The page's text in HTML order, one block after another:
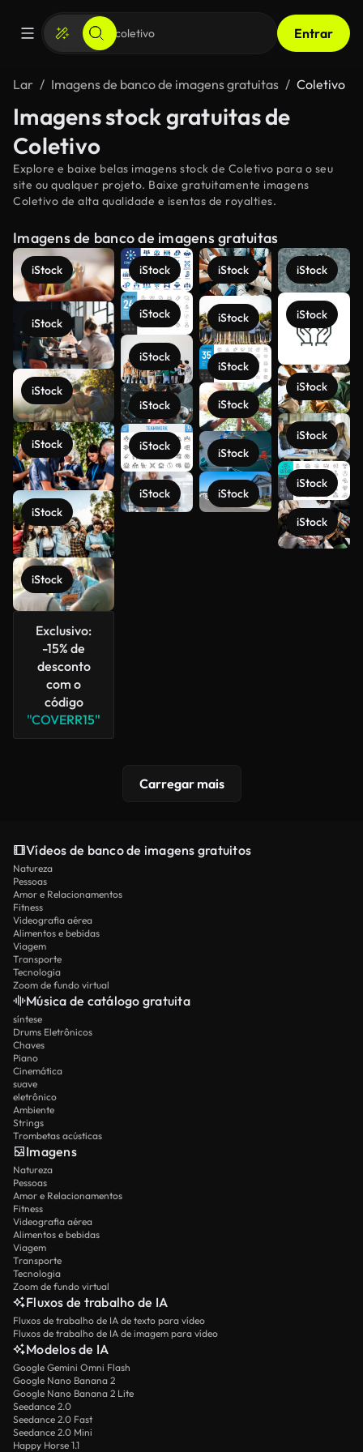
Entrar
Lar Imagens de banco de imagens gratuitas Coletivo
Imagens stock gratuitas de
Coletivo
Explore e baixe belas imagens stock de Coletivo para o seu
site ou qualquer projeto. Baixe gratuitamente imagens
Coletivo de alta qualidade e isentas de royalties.
Imagens de banco de imagens gratuitas
iStock
iStock
iStock
iStock
iStock
iStock
Exclusivo:
-15% de
desconto
com o
código
"COVERR15"
iStock
iStock
iStock
iStock
iStock
iStock
iStock
iStock
iStock
iStock
iStock
iStock
iStock
iStock
iStock
iStock
iStock
iStock
Carregar mais
Vídeos de banco de imagens gratuitos
Natureza
Pessoas
Amor e Relacionamentos
Fitness
Videografia aérea
Alimentos e bebidas
Viagem
Transporte
Tecnologia
Zoom de fundo virtual
Música de catálogo gratuita
síntese
Drums Eletrônicos
Chaves
Piano
Cinemática
suave
eletrônico
Ambiente
Strings
Trombetas acústicas
Imagens
Natureza
Pessoas
Amor e Relacionamentos
Fitness
Videografia aérea
Alimentos e bebidas
Viagem
Transporte
Tecnologia
Zoom de fundo virtual
Fluxos de trabalho de IA
Fluxos de trabalho de IA de texto para vídeo
Fluxos de trabalho de IA de imagem para vídeo
Modelos de IA
Google Gemini Omni Flash
Google Nano Banana 2
Google Nano Banana 2 Lite
Seedance 2.0
Seedance 2.0 Fast
Seedance 2.0 Mini
Happy Horse 1.1